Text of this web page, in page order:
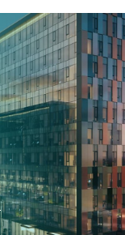
所有项目